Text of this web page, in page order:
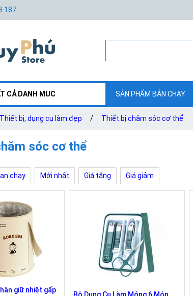
187
CẢ DANH MUC SẢN PHẨM BÁN CHẠY
Thiết bị, dụng cụ làm đẹp / Thiết bị chăm sóc cơ thể
sóc cơ thể
chạy Mới nhất Giá tăng Giá giảm
giữ nhiệt gấp